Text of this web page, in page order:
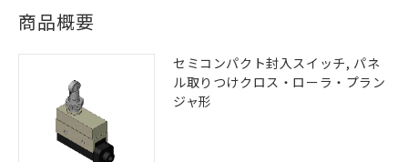
商品概要
セミコンパクト封入スイッチ, パネ
ル取りつけクロス・ローラ・プラン
ジャ形